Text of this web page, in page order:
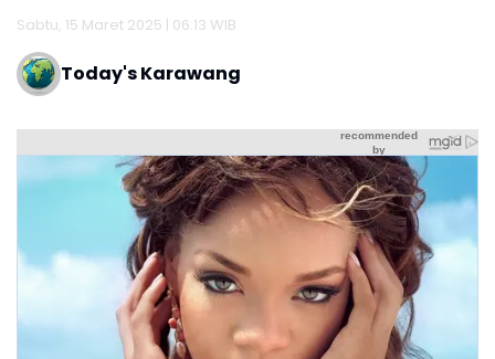
Sabtu, 15 Maret 2025 | 06:13 WIB
Today's Karawang